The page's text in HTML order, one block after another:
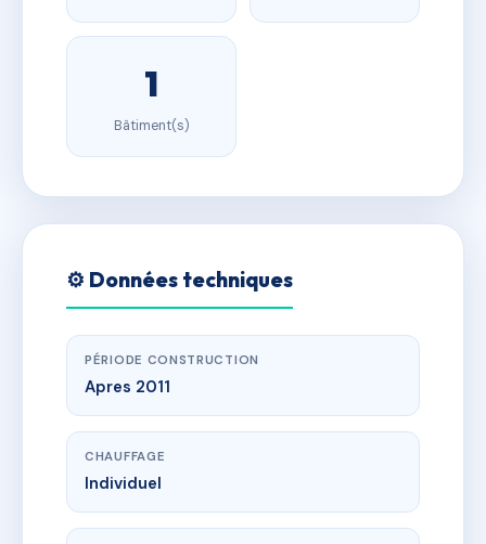
1
Bâtiment(s)
⚙️ Données techniques
PÉRIODE CONSTRUCTION
Apres 2011
CHAUFFAGE
Individuel